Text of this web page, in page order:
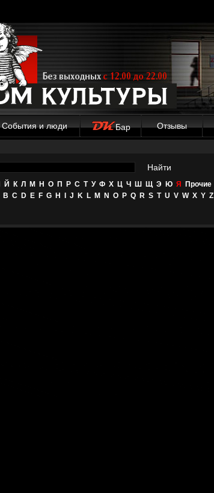
События и люди Бар Отзывы
Найти
Й К Л М Н О П Р С Т У Ф Х Ц Ч Ш Щ Э Ю Я
Прочие
B C D E F G H J K L M N O P Q R S T U V W X Y Z